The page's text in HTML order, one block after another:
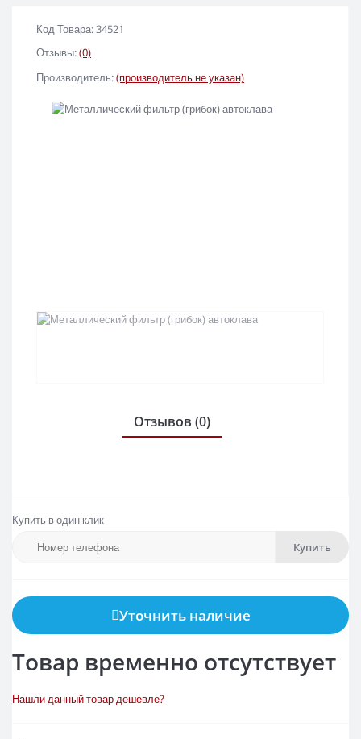
Код Товара: 34521
Отзывы:(0)
Производитель:(производитель не указан)
Отзывов (0)
Купить в один клик
Купить
Уточнить наличие
Товар временно отсутствует
Нашли данный товар дешевле?